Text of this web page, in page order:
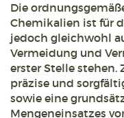
Die
Chemikalien ist für
jedoch gleichwohl
Vermeidung und
erster Stelle
präzise und
sowie eine
Mengeneinsatzes